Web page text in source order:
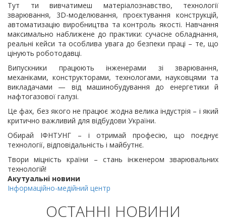
Тут ти вивчатимеш матеріалознавство, технології
зварювання, 3D-моделювання, проєктування конструкцій,
автоматизацію виробництва та контроль якості. Навчання
максимально наближене до практики: сучасне обладнання,
реальні кейси та особлива увага до безпеки праці – те, що
цінують роботодавці.
Випускники працюють інженерами зі зварювання,
механіками, конструкторами, технологами, науковцями та
викладачами — від машинобудування до енергетики й
нафтогазової галузі.
Це фах, без якого не працює жодна велика індустрія – і який
критично важливий для відбудови України.
Обирай ІФНТУНГ – і отримай професію, що поєднує
технології, відповідальність і майбутнє.
Твори міцність країни – стань інженером зварювальних
технологій!
Акутуальні новини
Інформаційно-медійний центр
ОСТАННІ НОВИНИ